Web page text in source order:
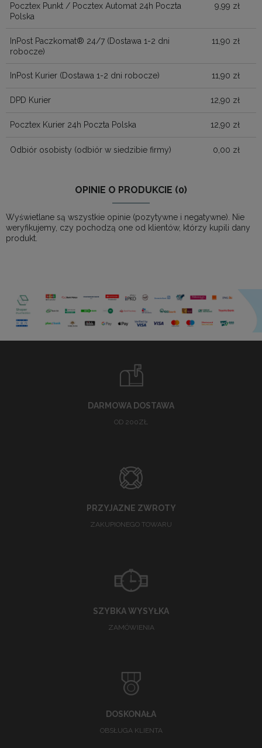
Pocztex Punkt / Pocztex Automat 24h Poczta
Polska
9,99 zł
InPost Paczkomat® 24/7 (Dostawa 1-2 dni
robocze)
11,90 zł
InPost Kurier (Dostawa 1-2 dni robocze) 11,90 zł
DPD Kurier 12,90 zł
Pocztex Kurier 24h Poczta Polska 12,90 zł
Odbiór osobisty (odbiór w siedzibie firmy) 0,00 zł
OPINIE O PRODUKCIE (0)
Wyświetlane są wszystkie opinie (pozytywne i negatywne). Nie
weryfikujemy, czy pochodzą one od klientów, którzy kupili dany
produkt.
DARMOWA DOSTAWA
OD 200ZŁ
PRZYJAZNE ZWROTY
ZAKUPIONEGO TOWARU
SZYBKA WYSYŁKA
ZAMÓWIENIA
DOSKONAŁA
OBSŁUGA KLIENTA